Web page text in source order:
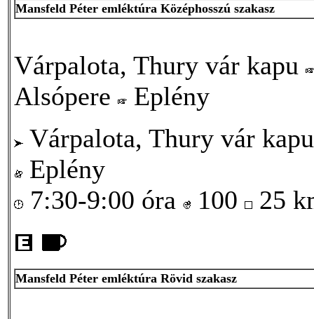
Mansfeld Péter emléktúra Középhosszú szakasz
Várpalota, Thury vár kapu
Alsópere
Eplény
Várpalota, Thury vár kapu
Eplény
7:30-9:00 óra
100 25
Mansfeld Péter emléktúra Rövid szakasz